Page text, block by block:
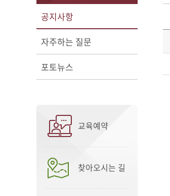
공지사항
자주하는 질문
포토뉴스
교육예약
찾아오시는 길